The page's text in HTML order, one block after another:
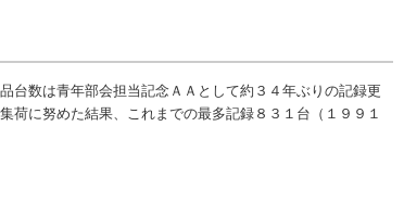
台数は青年部会担当記念ＡＡとして約３４年ぶりの記録更
荷に努めた結果、これまでの最多記録８３１台（１９９１